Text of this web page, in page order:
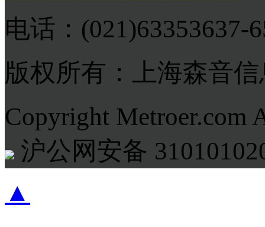
电话：(021)63353637-
版权所有：上海森音
Copyright Metroer.com
沪公网安备
▲